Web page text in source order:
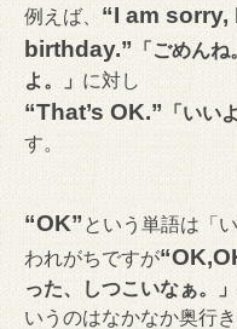
例えば、 “I am
birthday.” 「ごめん
よ。」 に対し
“That’s OK.” 「いい
す。
“OK” という単語は「
われがちですが
った、しつこいなぁ。」
いうのはなかなか奥行